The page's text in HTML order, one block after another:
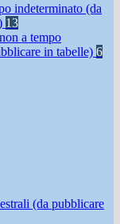
indeterminato (da
13
a tempo
in tabelle) 6
(da pubblicare